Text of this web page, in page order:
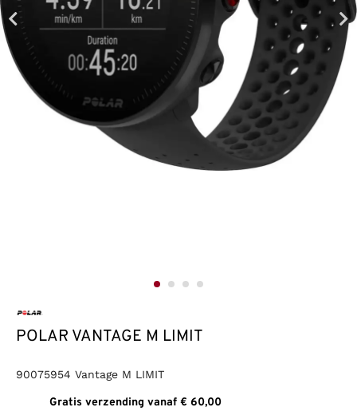
POLAR VANTAGE M LIMIT
90075954 Vantage M LIMIT
Gratis verzending vanaf € 60,00